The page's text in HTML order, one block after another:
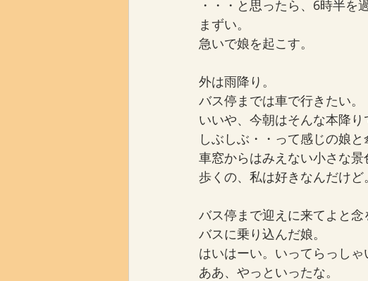
・・・と思ったら、6時半を
まずい。
急いで娘を起こす。
外は雨降り。
バス停までは車で行きたい。
いいや、今朝はそんな本降り
しぶしぶ・・って感じの娘と
車窓からはみえない小さな
歩くの、私は好きなんだけど。
バス停まで迎えに来てよと念
バスに乗り込んだ娘。
はいはーい。いってらっしゃ
ああ、やっといったな。